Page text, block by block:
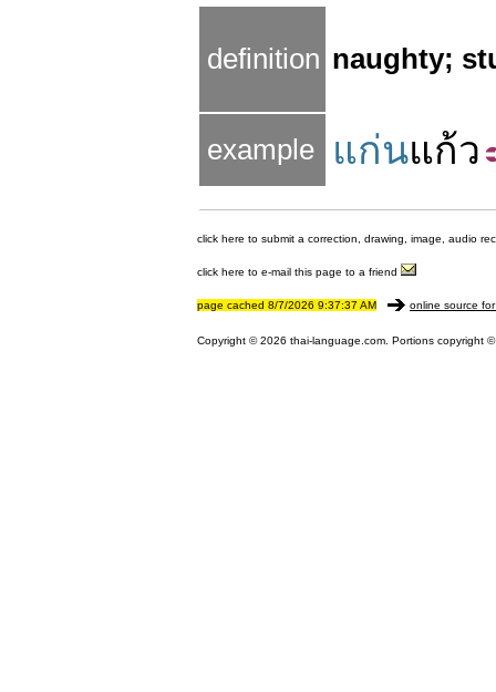
definition naughty;
example แก่นแก้ว
click here to submit a correction, drawing, image, audio
click here to e-mail this page to a friend
page cached 8/7/2026 9:37:37 AM online source
Copyright © 2026 thai-language.com. Portions copyright